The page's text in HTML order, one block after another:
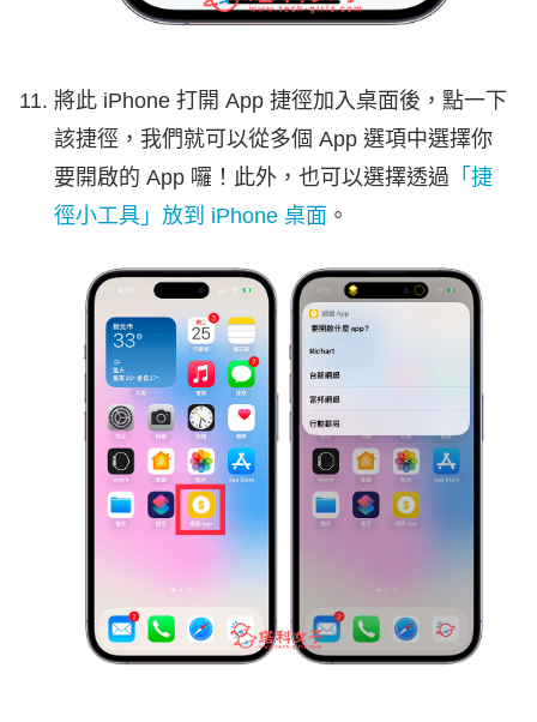
將此 iPhone 打開 App 捷徑加入桌面後，點一下
該捷徑，我們就可以從多個 App 選項中選擇你
要開啟的 App 囉！此外，也可以選擇透過 「捷
徑小工具」放到 iPhone 桌面 。